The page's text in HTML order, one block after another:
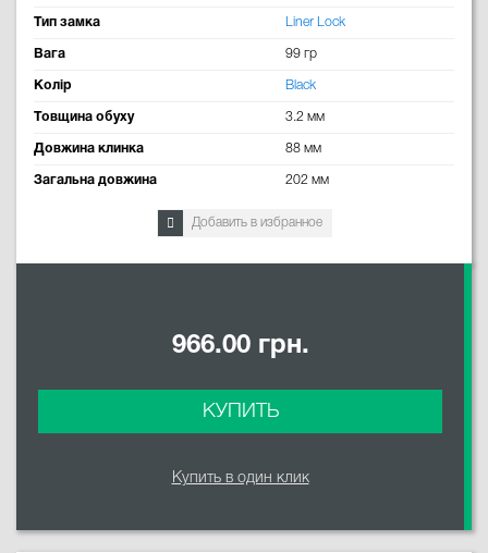
Тип замка Liner Lock
Вага 99 гр
Колір Black
Товщина обуху 3.2 мм
Довжина клинка 88 мм
Загальна довжина 202 мм
Добавить в избранное
966.00 грн.
КУПИТЬ
Купить в один клик